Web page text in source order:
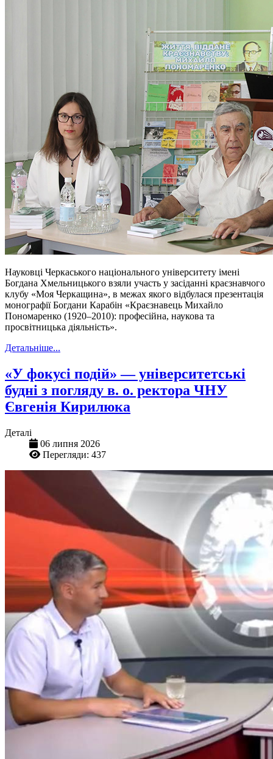
Науковці Черкаського національного університету імені
Богдана Хмельницького взяли участь у засіданні краєзнавчого
клубу «Моя Черкащина», в межах якого відбулася презентація
монографії Богдани Карабін «Краєзнавець Михайло
Пономаренко (1920–2010): професійна, наукова та
просвітницька діяльність».
Детальніше...
«У фокусі подій» — університетські
будні з погляду в. о. ректора ЧНУ
Євгенія Кирилюка
Деталі
06 липня 2026
Перегляди: 437